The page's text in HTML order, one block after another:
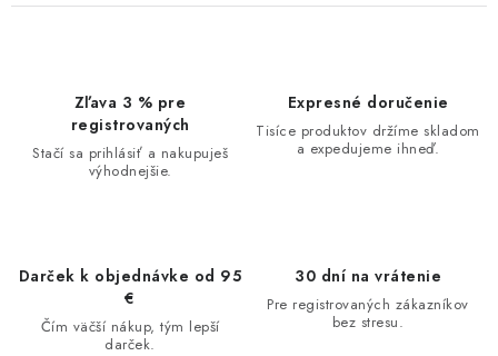
Zľava 3 % pre
registrovaných
Stačí sa prihlásiť a nakupuješ
výhodnejšie.
Expresné doručenie
Tisíce produktov držíme skladom
a expedujeme ihneď.
Darček k objednávke od 95
€
Čím väčší nákup, tým lepší
darček.
30 dní na vrátenie
Pre registrovaných zákazníkov
bez stresu.